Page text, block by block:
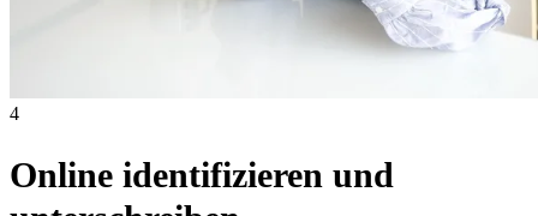
4
Online identifizieren und